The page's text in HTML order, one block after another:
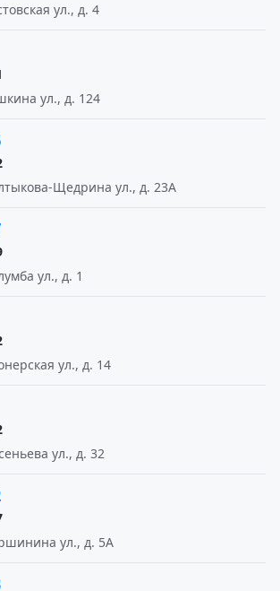
ул., д. 4
ул., д. 124
Щедрина ул., д. 23А
ул., д. 1
ул., д. 14
ул., д. 32
ул., д. 5А